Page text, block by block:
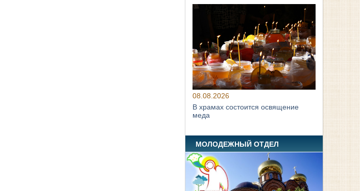
08.08.2026
В храмах состоится освящение
меда
МОЛОДЕЖНЫЙ ОТДЕЛ